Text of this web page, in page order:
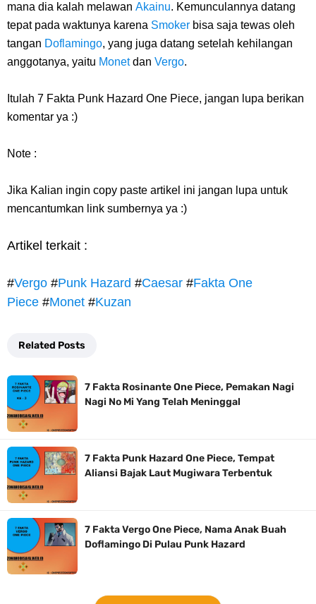
mana dia kalah melawan Akainu. Kemunculannya datang
tepat pada waktunya karena Smoker bisa saja tewas oleh
tangan Doflamingo, yang juga datang setelah kehilangan
anggotanya, yaitu Monet dan Vergo.
Itulah 7 Fakta Punk Hazard One Piece, jangan lupa berikan
komentar ya :)
Note :
Jika Kalian ingin copy paste artikel ini jangan lupa untuk
mencantumkan link sumbernya ya :)
Artikel terkait :
#Vergo #Punk Hazard #Caesar #Fakta One
Piece #Monet #Kuzan
Related Posts
7 Fakta Rosinante One Piece, Pemakan Nagi
Nagi No Mi Yang Telah Meninggal
7 Fakta Punk Hazard One Piece, Tempat
Aliansi Bajak Laut Mugiwara Terbentuk
7 Fakta Vergo One Piece, Nama Anak Buah
Doflamingo Di Pulau Punk Hazard